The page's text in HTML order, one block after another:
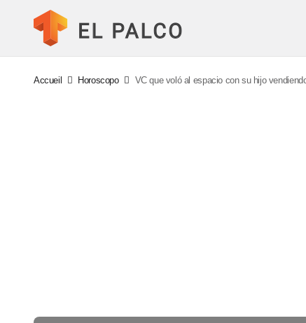
Accueil Horoscopo VC que voló al espacio con su hijo